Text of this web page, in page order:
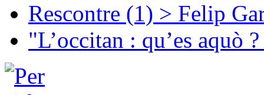
Rescontre (1) > Felip
"L’occitan : qu’es aquò